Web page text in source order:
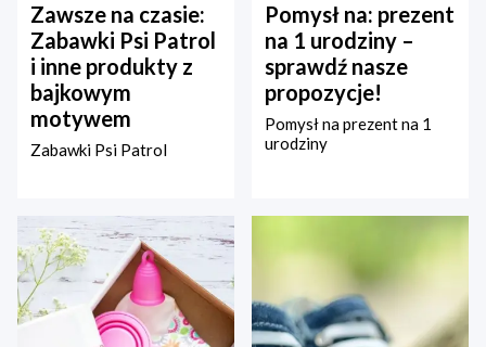
Zawsze na czasie:
Zabawki Psi Patrol
i inne produkty z
bajkowym
motywem
Zabawki Psi Patrol
Pomysł na: prezent
na 1 urodziny –
sprawdź nasze
propozycje!
Pomysł na prezent na 1
urodziny